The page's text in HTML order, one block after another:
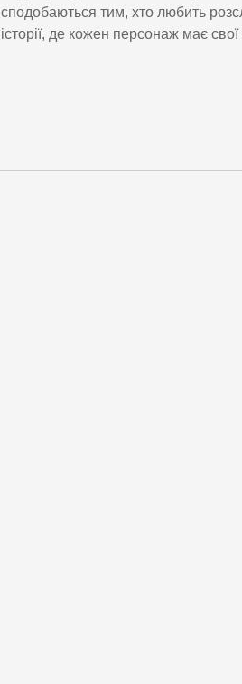
сподобаються тим, хто любить
історії, де кожен персонаж має